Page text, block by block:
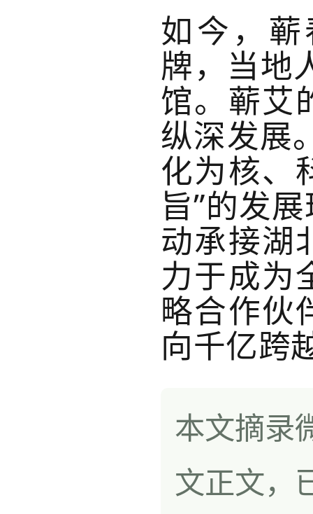
如今，
牌，当地
馆。蕲艾
纵深发展
化为核、
旨”的发
动承接湖
力于成为
略合作伙
向千亿跨
本文摘录
文正文，